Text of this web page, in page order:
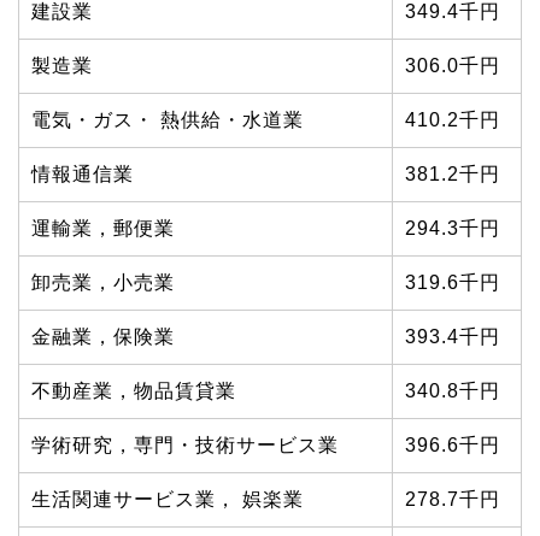
建設業 349.4千円
製造業 306.0千円
電気・ガス・ 熱供給・水道業 410.2千円
情報通信業 381.2千円
運輸業，郵便業 294.3千円
卸売業，小売業 319.6千円
金融業，保険業 393.4千円
不動産業，物品賃貸業 340.8千円
学術研究，専門・技術サービス業 396.6千円
生活関連サービス業， 娯楽業 278.7千円